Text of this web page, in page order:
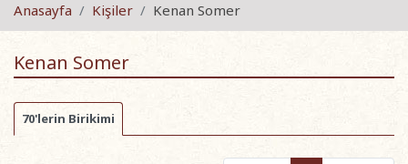
Anasayfa Kişiler Kenan Somer
Kenan Somer
70'lerin Birikimi